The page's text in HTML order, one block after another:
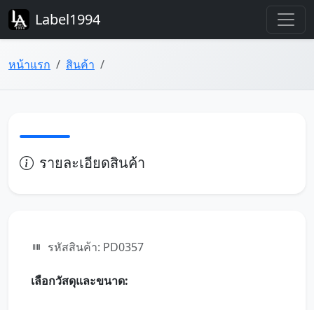
Label1994
หน้าแรก สินค้า
รายละเอียดสินค้า
รหัสสินค้า: PD0357
เลือกวัสดุและขนาด: